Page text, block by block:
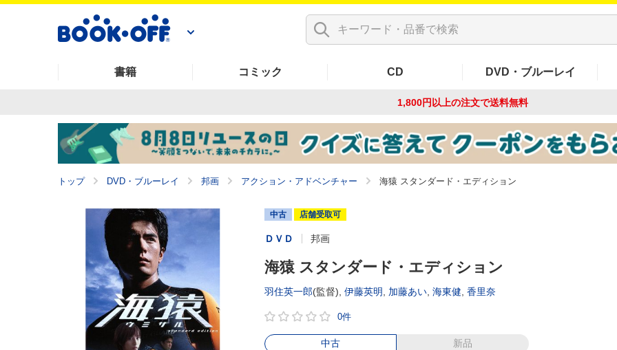
書籍 コミック CD DVD・ブルーレイ
1,800円以上の注文で送料無料
トップ DVD・ブルーレイ 邦画 アクション・アドベンチャー 海猿 スタンダード・エディション
中古 店舗受取可
ＤＶＤ 邦画
海猿 スタンダード・エディション
羽住英一郎(監督), 伊藤英明 加藤あい, 海東健 香里奈
0件
中古 新品